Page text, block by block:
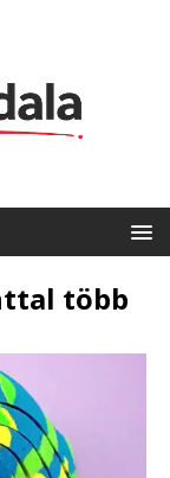
több